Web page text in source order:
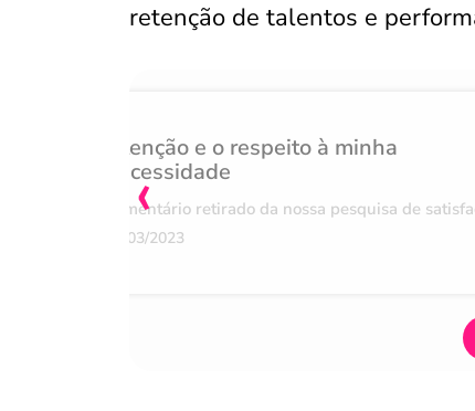
retenção de talentos e
Atenção e o respeito à minha
necessidade
Comentário retirado da nossa pesquisa de
07/03/2023
‹